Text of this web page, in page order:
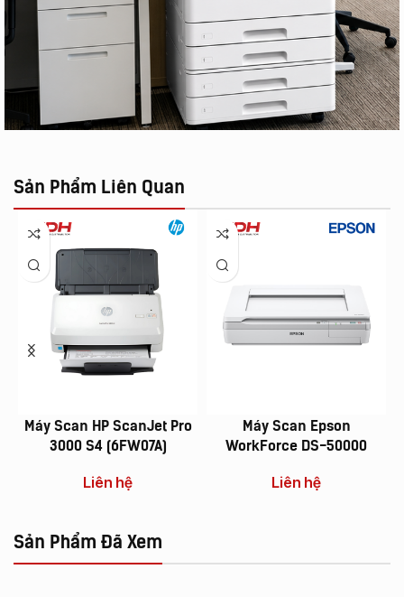
Sản Phẩm Liên Quan
Máy Scan HP ScanJet Pro
3000 S4 (6FW07A)
Liên hệ
Máy Scan Epson
WorkForce DS-50000
Liên hệ
Sản Phẩm Đã Xem